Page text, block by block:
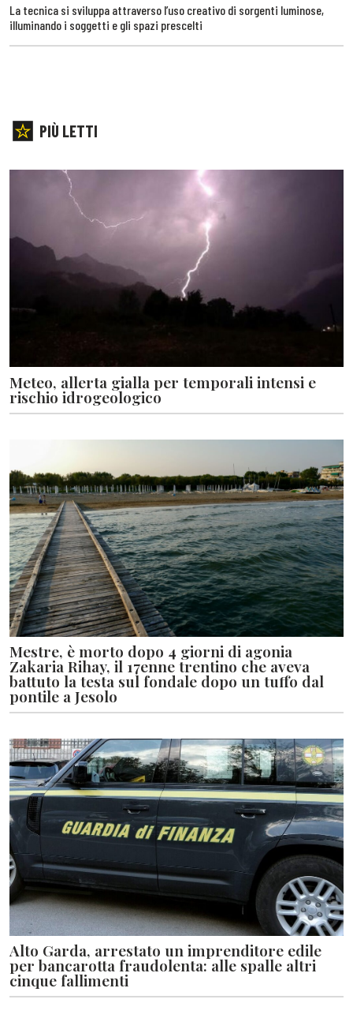
La tecnica si sviluppa attraverso l’uso creativo di sorgenti luminose,
illuminando i soggetti e gli spazi prescelti
PIÙ LETTI
Meteo, allerta gialla per temporali intensi e
rischio idrogeologico
Mestre, è morto dopo 4 giorni di agonia
Zakaria Rihay, il 17enne trentino che aveva
battuto la testa sul fondale dopo un tuffo dal
pontile a Jesolo
Alto Garda, arrestato un imprenditore edile
per bancarotta fraudolenta: alle spalle altri
cinque fallimenti